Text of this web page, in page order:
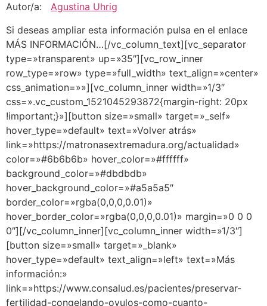
Autor/a: Agustina Uhrig
Si deseas ampliar esta información pulsa en el enlace
MÁS INFORMACIÓN…[/vc_column_text][vc_separator
type=»transparent» up=»35″][vc_row_inner
row_type=»row» type=»full_width» text_align=»center»
css_animation=»»][vc_column_inner width=»1/3″
css=».vc_custom_1521045293872{margin-right: 20px
!important;}»][button size=»small» target=»_self»
hover_type=»default» text=»Volver atrás»
link=»https://matronasextremadura.org/actualidad»
color=»#6b6b6b» hover_color=»#ffffff»
background_color=»#dbdbdb»
hover_background_color=»#a5a5a5″
border_color=»rgba(0,0,0,0.01)»
hover_border_color=»rgba(0,0,0,0.01)» margin=»0 0 0
0″][/vc_column_inner][vc_column_inner width=»1/3″]
[button size=»small» target=»_blank»
hover_type=»default» text_align=»left» text=»Más
información:»
link=»https://www.consalud.es/pacientes/preservar-
fertilidad-congelando-ovulos-como-cuanto-